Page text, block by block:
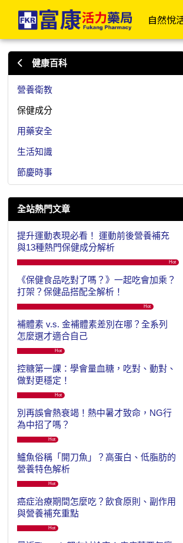
補鈣預防骨質流失！常見鈣片種類、吸收
自然悅
棉(花)棒/棉
美容膠/疤痕/
酒精棉片/優
家用醫療包
健康百科
營養衛教
保健成分
用藥安全
生活知識
節慶時事
全站熱門文章
提升運動表現必看！ 運動前後營養補充
與13種熱門保健成分解析
Hot
《保健食品吃對了嗎？》一起吃會加乘？
打架？保健品搭配全解析！
Hot
補體素 v.s. 金補體素差別在哪？全系列
怎麼選才適合自己
Hot
控糖第一課：學會量血糖，吃對、動對、
做對更穩定！
Hot
別再誤會熱衰竭！熱中暑才致命，NG行
為中招了嗎？
Hot
鱸魚俗稱「開刀魚」？高蛋白、低脂肪的
營養特色解析
Hot
癌症治療期間怎麼吃？飲食原則、副作用
與營養補充重點
Hot